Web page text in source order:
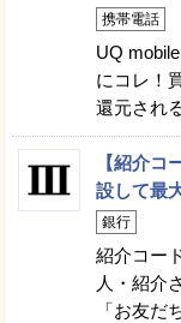
携帯電話
UQ
にコレ！
還元され
【紹介コ
設して最
銀行
紹介コー
人・紹介
「お友だ